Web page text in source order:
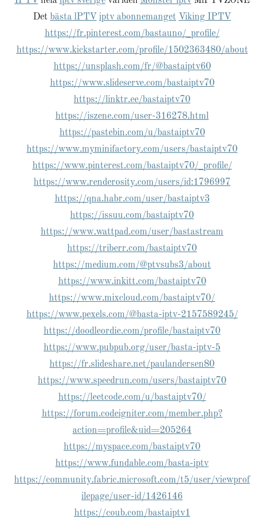
Det bästa lРTV iptv abonnemanget Viking IPTV
https://fr.pinterest.com/bastauno/_profile/
https://www.kickstarter.com/profile/1502363480/about
https://unsplash.com/fr/@bastaiptv60
https://www.slideserve.com/bastaiptv70
https://linktr.ee/bastaiptv70
https://iszene.com/user-316278.html
https://pastebin.com/u/bastaiptv70
https://www.myminifactory.com/users/bastaiptv70
https://www.pinterest.com/bastaiptv70/_profile/
https://www.renderosity.com/users/id:1796997
https://qna.habr.com/user/bastaiptv3
https://issuu.com/bastaiptv70
https://www.wattpad.com/user/bastastream
https://triberr.com/bastaiptv70
https://medium.com/@ptvsubs3/about
https://www.inkitt.com/bastaiptv70
https://www.mixcloud.com/bastaiptv70/
https://www.pexels.com/@basta-iptv-2157589245/
https://doodleordie.com/profile/bastaiptv70
https://www.pubpub.org/user/basta-iptv-5
https://fr.slideshare.net/paulandersen80
https://www.speedrun.com/users/bastaiptv70
https://leetcode.com/u/bastaiptv70/
https://forum.codeigniter.com/member.php?
action=profile&uid=205264
https://myspace.com/bastaiptv70
https://www.fundable.com/basta-iptv
https://community.fabric.microsoft.com/t5/user/viewprof
ilepage/user-id/1426146
https://coub.com/bastaiptv1